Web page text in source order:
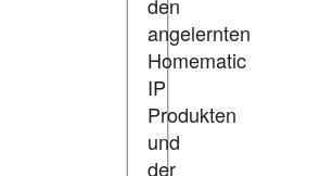
angelernten
Homematic
IP
Produkten
und
der